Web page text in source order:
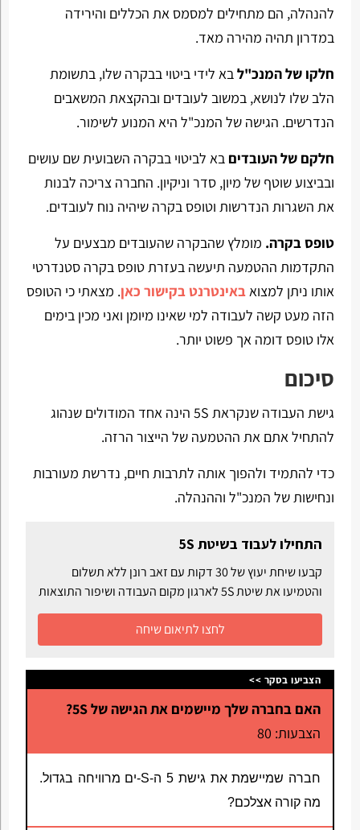
להנהלה, הם מתחילים למסמס את הכללים והירידה
במדרון תהיה מהירה מאד.
חלקו של המנכ"לבא לידי ביטוי בבקרה שלו, בתשומת
הלב שלו לנושא, במשוב לעובדים ובהקצאת המשאבים
הנדרשים. הגישה של המנכ"ל היא המנוע לשימור.
חלקם של העובדים בא לביטוי בבקרה השבועית שם עושים
ובביצוע שוטף של מיון, סדר וניקיון. החברה צריכה לבנות
את השגרות הנדרשות וטופס בקרה שיהיה נוח לעובדים.
טופס בקרה. מומלץ שהבקרה שהעובדים מבצעים על
התקדמות ההטמעה תיעשה בעזרת טופס בקרה סטנדרטי
אותו ניתן למצואבאינטרנט בקישור כאן. מצאתי כי הטופס
הזה מעט קשה לעבודה למי שאינו מיומן ואני מכין בימים
אלו טופס דומה אך פשוט יותר.
סיכום
גישת העבודה שנקראת 5Sהינה אחד המודולים שנהוג
להתחיל אתם את ההטמעה של הייצור הרזה.
כדי להתמיד ולהפוך אותה לתרבות חיים, נדרשת מעורבות
ונחישות של המנכ"ל וההנהלה.
התחילו לעבוד בשיטת 5S
קבעו שיחת יעוץ של 30 דקות עם זאב רונן ללא תשלום
והטמיעו את שיטת 5S לארגון מקום העבודה ושיפור התוצאות
לחצו לתיאום שיחה
הצביעו בסקר >>
האם בחברה שלך מיישמים את הגישה של 5S?
הצבעות: 80
חברה שמיישמת את גישת 5 ה-S-ים
מרוויחה בגדול.
מה קורה אצלכם?